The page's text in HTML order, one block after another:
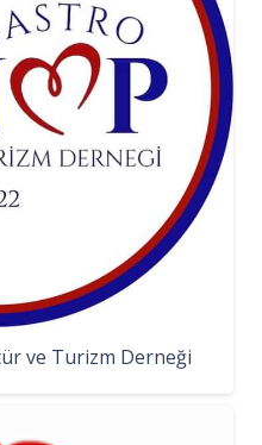
ve Turizm Derneği